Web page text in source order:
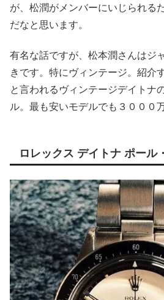
が、松潤がメンバーにいじられる
だなと思います。
有名な話ですが、松本潤さんはジ
きです。特にヴィンテージ。紹介
と言われるヴィンテージデイトナ
ル。最も安いモデルでも３０００
ロレックス デイトナ ポール